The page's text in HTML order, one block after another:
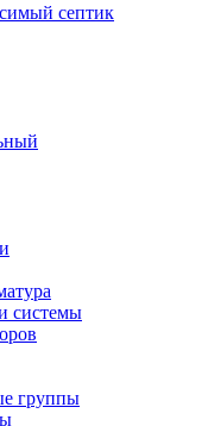
септик
системы
группы